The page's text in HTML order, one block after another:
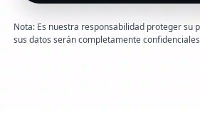
Nota: Es nuestra responsabilidad proteger su
sus datos serán completamente